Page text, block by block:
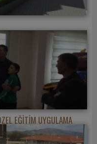
EĞİTİM UYGULAMA